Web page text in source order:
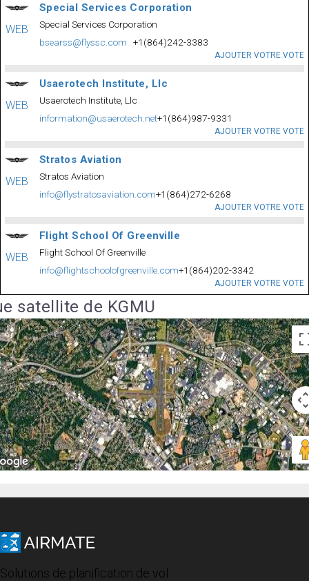
WEB
Special Services Corporation
Special Services Corporation
bsearss@flyssc.com
+1(864)242-3383
AJOUTER VOTRE VOTE
WEB
Usaerotech Institute, Llc
Usaerotech Institute, Llc
information@usaerotech.net+1(864)987-9331
AJOUTER VOTRE VOTE
WEB
Stratos Aviation
Stratos Aviation
info@flystratosaviation.com+1(864)272-6268
AJOUTER VOTRE VOTE
WEB
Flight School Of Greenville
Flight School Of Greenville
info@flightschoolofgreenville.com+1(864)202-3342
AJOUTER VOTRE VOTE
satellite de KGMU
Solutions de planification de vol